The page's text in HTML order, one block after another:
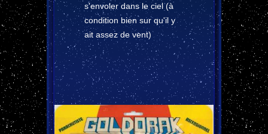
s'envoler dans le ciel (à
condition bien sur qu'il y
ait assez de vent)